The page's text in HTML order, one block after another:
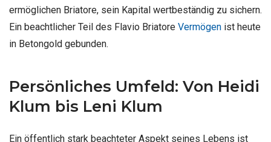
ermöglichen Briatore, sein Kapital wertbeständig zu sichern.
Ein beachtlicher Teil des Flavio Briatore Vermögen ist heute
in Betongold gebunden.
Persönliches Umfeld: Von Heidi
Klum bis Leni Klum
Ein öffentlich stark beachteter Aspekt seines Lebens ist